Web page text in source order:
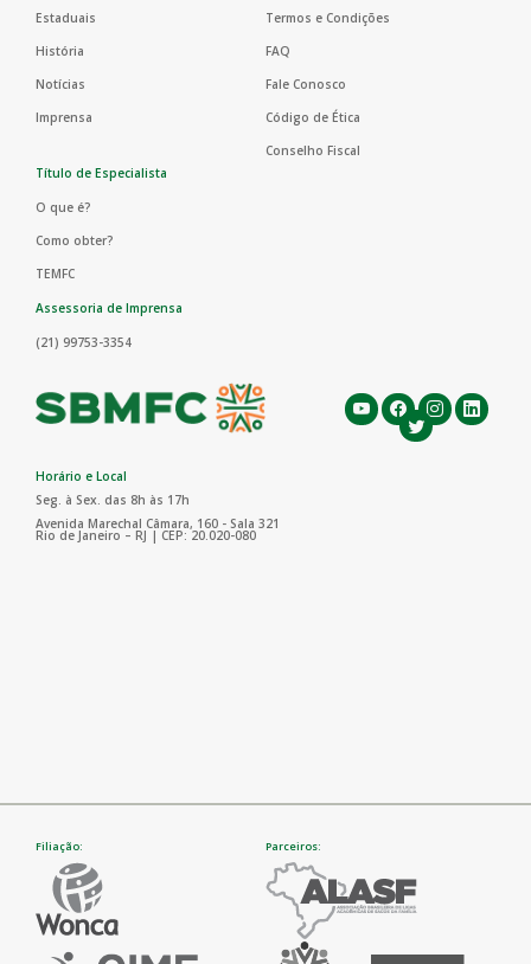
Estaduais
História
Notícias
Imprensa
Termos e Condições
FAQ
Fale Conosco
Código de Ética
Conselho Fiscal
Título de Especialista
O que é?
Como obter?
TEMFC
Assessoria de Imprensa
(21) 99753-3354
Horário e Local
Seg. à Sex. das 8h às 17h
Avenida Marechal Câmara, 160 - Sala 321
Rio de Janeiro – RJ | CEP: 20.020-080
Filiação: Parceiros: